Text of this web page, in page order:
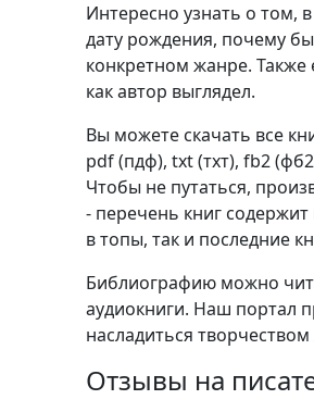
Интересно узнать о том,
дату рождения, почему
конкретном жанре.
как автор выглядел.
Вы можете скачать все
pdf (пдф), txt (тхт), fb2
Чтобы не путаться,
- перечень книг
в топы, так и последние
Библиографию можно
аудиокниги. Наш портал
насладиться
Отзывы на